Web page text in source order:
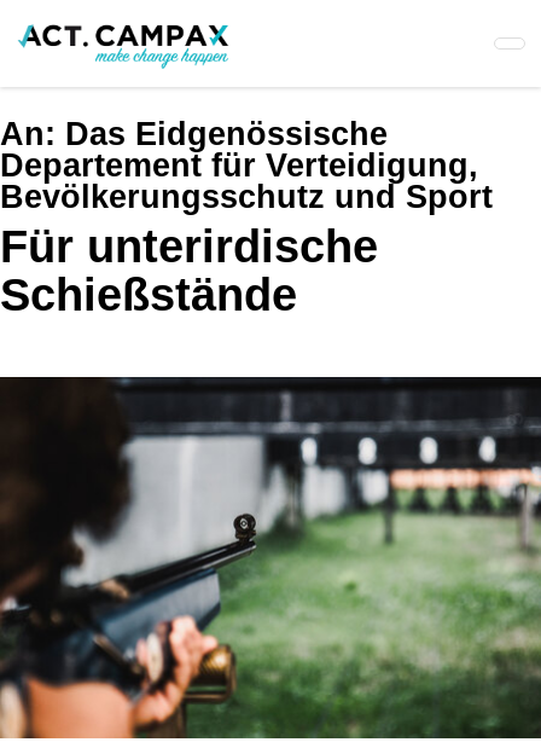
An: Das Eidgenössische
Departement für Verteidigung,
Bevölkerungsschutz und Sport
Für unterirdische
Schießstände